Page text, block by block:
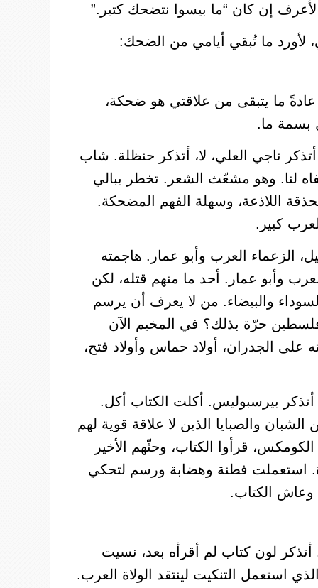
لأعرف إن كان “ما بيسوا نتضحك كتير.”
لأورد ما تُبقي أيامي من الضحك:
عادةً ما يتبقى من علاقتي هو ضحكة،
بسمة ما.
أتذكر ناجي العلي، لا، أتذكر حنظلة. شاب
لنا. وهو مشعّث الشعر . تخطر
ببالي
اللاذعة، وسهلة الفهم المضحكة.
كبير .
الزعماء العرب وأبو عمار . هاجمته
وأبو عمار . أحد ما منهم قتله، لكن
والبيضاء. من لا يعرف أن يرسم
حرّة بذلك؟ في المخيم الآن
على الجدران، أولاد حماس وأولاد فتح،
أتذكر بيرسبوليس. أكلت الكتاب أكل.
الشبان والصبايا الذين لا علاقة قوية لهم
الكومكس، قرأوا الكتاب، وحثّهم الأخير
. استعملت فطنة وهضابة ورسم لتحكي
وعاش الكتاب.
أتذكر لون كتاب لم أقرأه بعد، نسيت
استعمل التنكيت لينتقد الولاة العرب.